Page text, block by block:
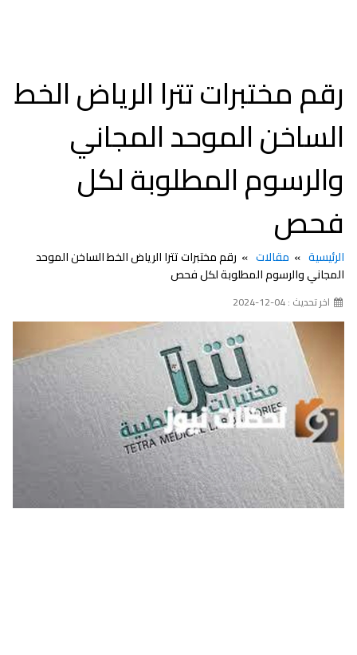
رقم مختبرات تترا الرياض الخط
الساخن الموحد المجاني
والرسوم المطلوبة لكل
فحص
الرئيسية مقالات
رقم مختبرات تترا الرياض الخط الساخن الموحد
المجاني والرسوم المطلوبة لكل فحص
اخر تحديث : 04-12-2024